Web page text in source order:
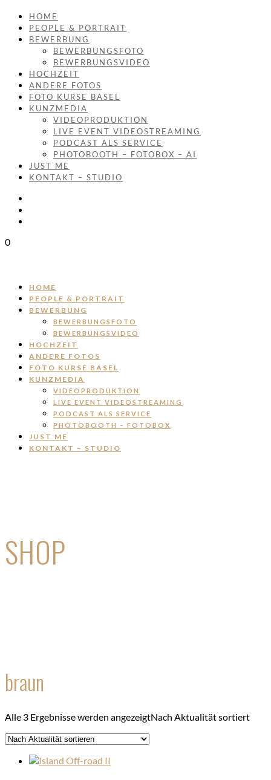
HOME
PEOPLE & PORTRAIT
BEWERBUNG
BEWERBUNGSFOTO
BEWERBUNGSVIDEO
HOCHZEIT
ANDERE FOTOS
FOTO KURSE BASEL
KUNZMEDIA
VIDEOPRODUKTION
LIVE EVENT VIDEOSTREAMING
PODCAST ALS SERVICE
PHOTOBOOTH – FOTOBOX – AI
JUST ME
KONTAKT – STUDIO
0
HOME
PEOPLE & PORTRAIT
BEWERBUNG
BEWERBUNGSFOTO
BEWERBUNGSVIDEO
HOCHZEIT
ANDERE FOTOS
FOTO KURSE BASEL
KUNZMEDIA
VIDEOPRODUKTION
LIVE EVENT VIDEOSTREAMING
PODCAST ALS SERVICE
PHOTOBOOTH – FOTOBOX
JUST ME
KONTAKT – STUDIO
SHOP
braun
Alle 3 Ergebnisse werden angezeigtNach Aktualität sortiert